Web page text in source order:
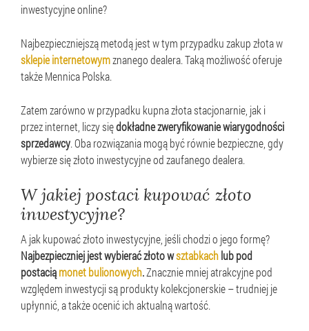
inwestycyjne online?
Najbezpieczniejszą metodą jest w tym przypadku zakup złota w
sklepie internetowymznanego dealera. Taką możliwość oferuje
także Mennica Polska.
Zatem zarówno w przypadku kupna złota stacjonarnie, jak i
przez internet, liczy siędokładne zweryfikowanie wiarygodności
sprzedawcy. Oba rozwiązania mogą być równie bezpieczne, gdy
wybierze się złoto inwestycyjne od zaufanego dealera.
W jakiej postaci kupować złoto
inwestycyjne?
A jak kupować złoto inwestycyjne, jeśli chodzi o jego formę?
Najbezpieczniej jest wybierać złoto wsztabkachlub pod
postaciąmonet bulionowych.Znacznie mniej atrakcyjne pod
względem inwestycji są produkty kolekcjonerskie – trudniej je
upłynnić, a także ocenić ich aktualną wartość.